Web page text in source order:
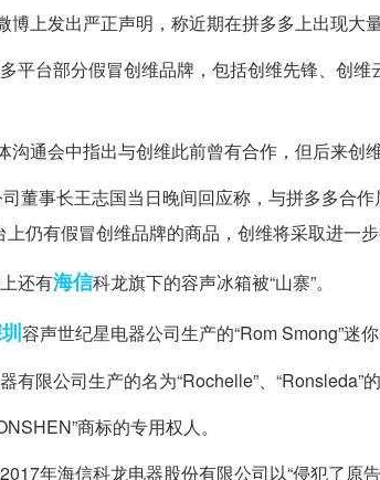
博上发出严正声明，称近期在拼多多上出现大
平台部分假冒创维品牌，包括创维先锋、创
通会中指出与创维此前曾有合作，但后来创
董事长王志国当日晚间回应称，与拼多多合
仍有假冒创维品牌的商品，创维将采取进一步
还有海信科龙旗下的容声冰箱被“山寨”。
容声世纪星电器公司生产的“Rom Smong”迷
有限公司生产的名为“Rochelle”、“Ronsleda”
商标的专用权人。
年海信科龙电器股份有限公司以“侵犯了原